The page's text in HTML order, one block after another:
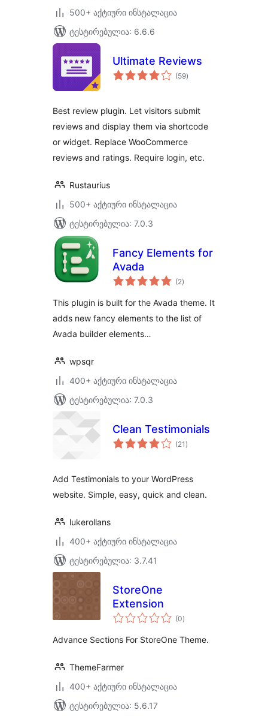
500+ აქტიური ინსტალაცია
ტესტირებულია: 6.6.6
Ultimate Reviews
(59საერთო
რეიტინგი
)
Best review plugin. Let visitors submit
reviews and display them via shortcode
or widget. Replace WooCommerce
reviews and ratings. Require login, etc.
Rustaurius
500+ აქტიური ინსტალაცია
ტესტირებულია: 7.0.3
Fancy Elements for
Avada
(2საერთო
რეიტინგი
)
This plugin is built for the Avada theme. It
adds new fancy elements to the list of
Avada builder elements…
wpsqr
400+ აქტიური ინსტალაცია
ტესტირებულია: 7.0.3
Clean Testimonials
(21 საერთო
რეიტინგი
)
Add Testimonials to your WordPress
website. Simple, easy, quick and clean.
lukerollans
400+ აქტიური ინსტალაცია
ტესტირებულია: 3.7.41
StoreOne
Extension
(0საერთო
რეიტინგი
)
Advance Sections For StoreOne Theme.
ThemeFarmer
400+ აქტიური ინსტალაცია
ტესტირებულია: 5.6.17